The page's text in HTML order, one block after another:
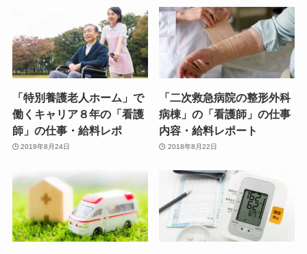
「特別養護老人ホーム」で
働くキャリア８年の「看護
師」の仕事・給料レポ
2018年8月24日
「二次救急病院の整形外科
病棟」の「看護師」の仕事
内容・給料レポート
2018年8月22日